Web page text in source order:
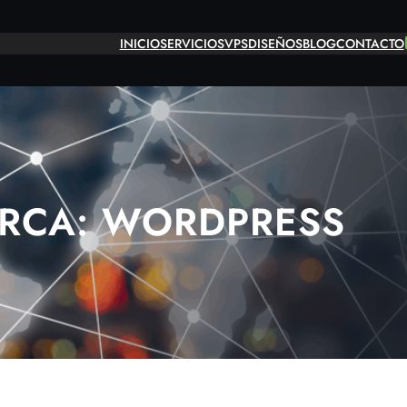
INICIOSERVICIOSVPSDISEÑOSBLOGCONTACTO
WORDPRESS